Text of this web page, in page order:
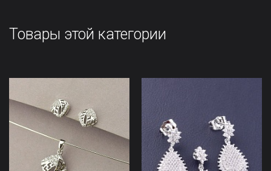
Товары этой категории